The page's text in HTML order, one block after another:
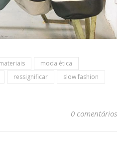
moda ética
ressignificar
slow fashion
0 comentários